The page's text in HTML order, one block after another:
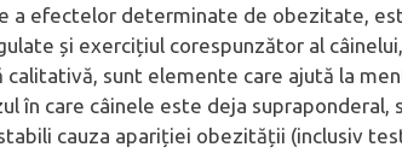
a efectelor determinate de obezitate,
și exercițiul corespunzător al
calitativă, sunt elemente care ajută la
în care câinele este deja supraponderal,
cauza apariției obezității (inclusiv